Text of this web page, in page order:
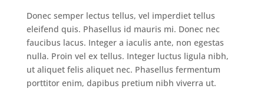
Donec semper lectus tellus, vel imperdiet tellus
eleifend quis. Phasellus id mauris mi. Donec nec
faucibus lacus. Integer a iaculis ante, non egestas
nulla. Proin vel ex tellus. Integer luctus ligula nibh,
ut aliquet felis aliquet nec. Phasellus fermentum
porttitor enim, dapibus pretium nibh viverra ut.